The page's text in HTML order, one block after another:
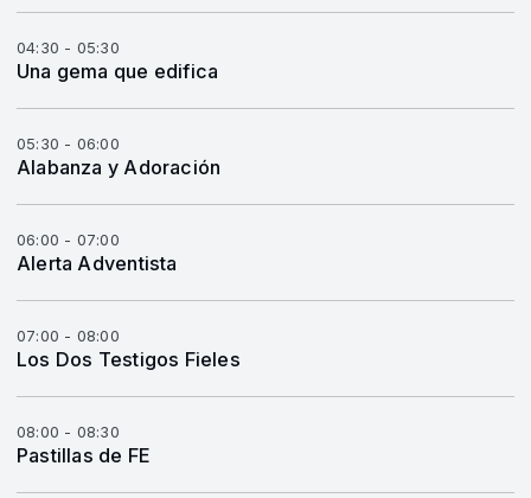
04:30 - 05:30
Una gema que edifica
05:30 - 06:00
Alabanza y Adoración
06:00 - 07:00
Alerta Adventista
07:00 - 08:00
Los Dos Testigos Fieles
08:00 - 08:30
Pastillas de FE